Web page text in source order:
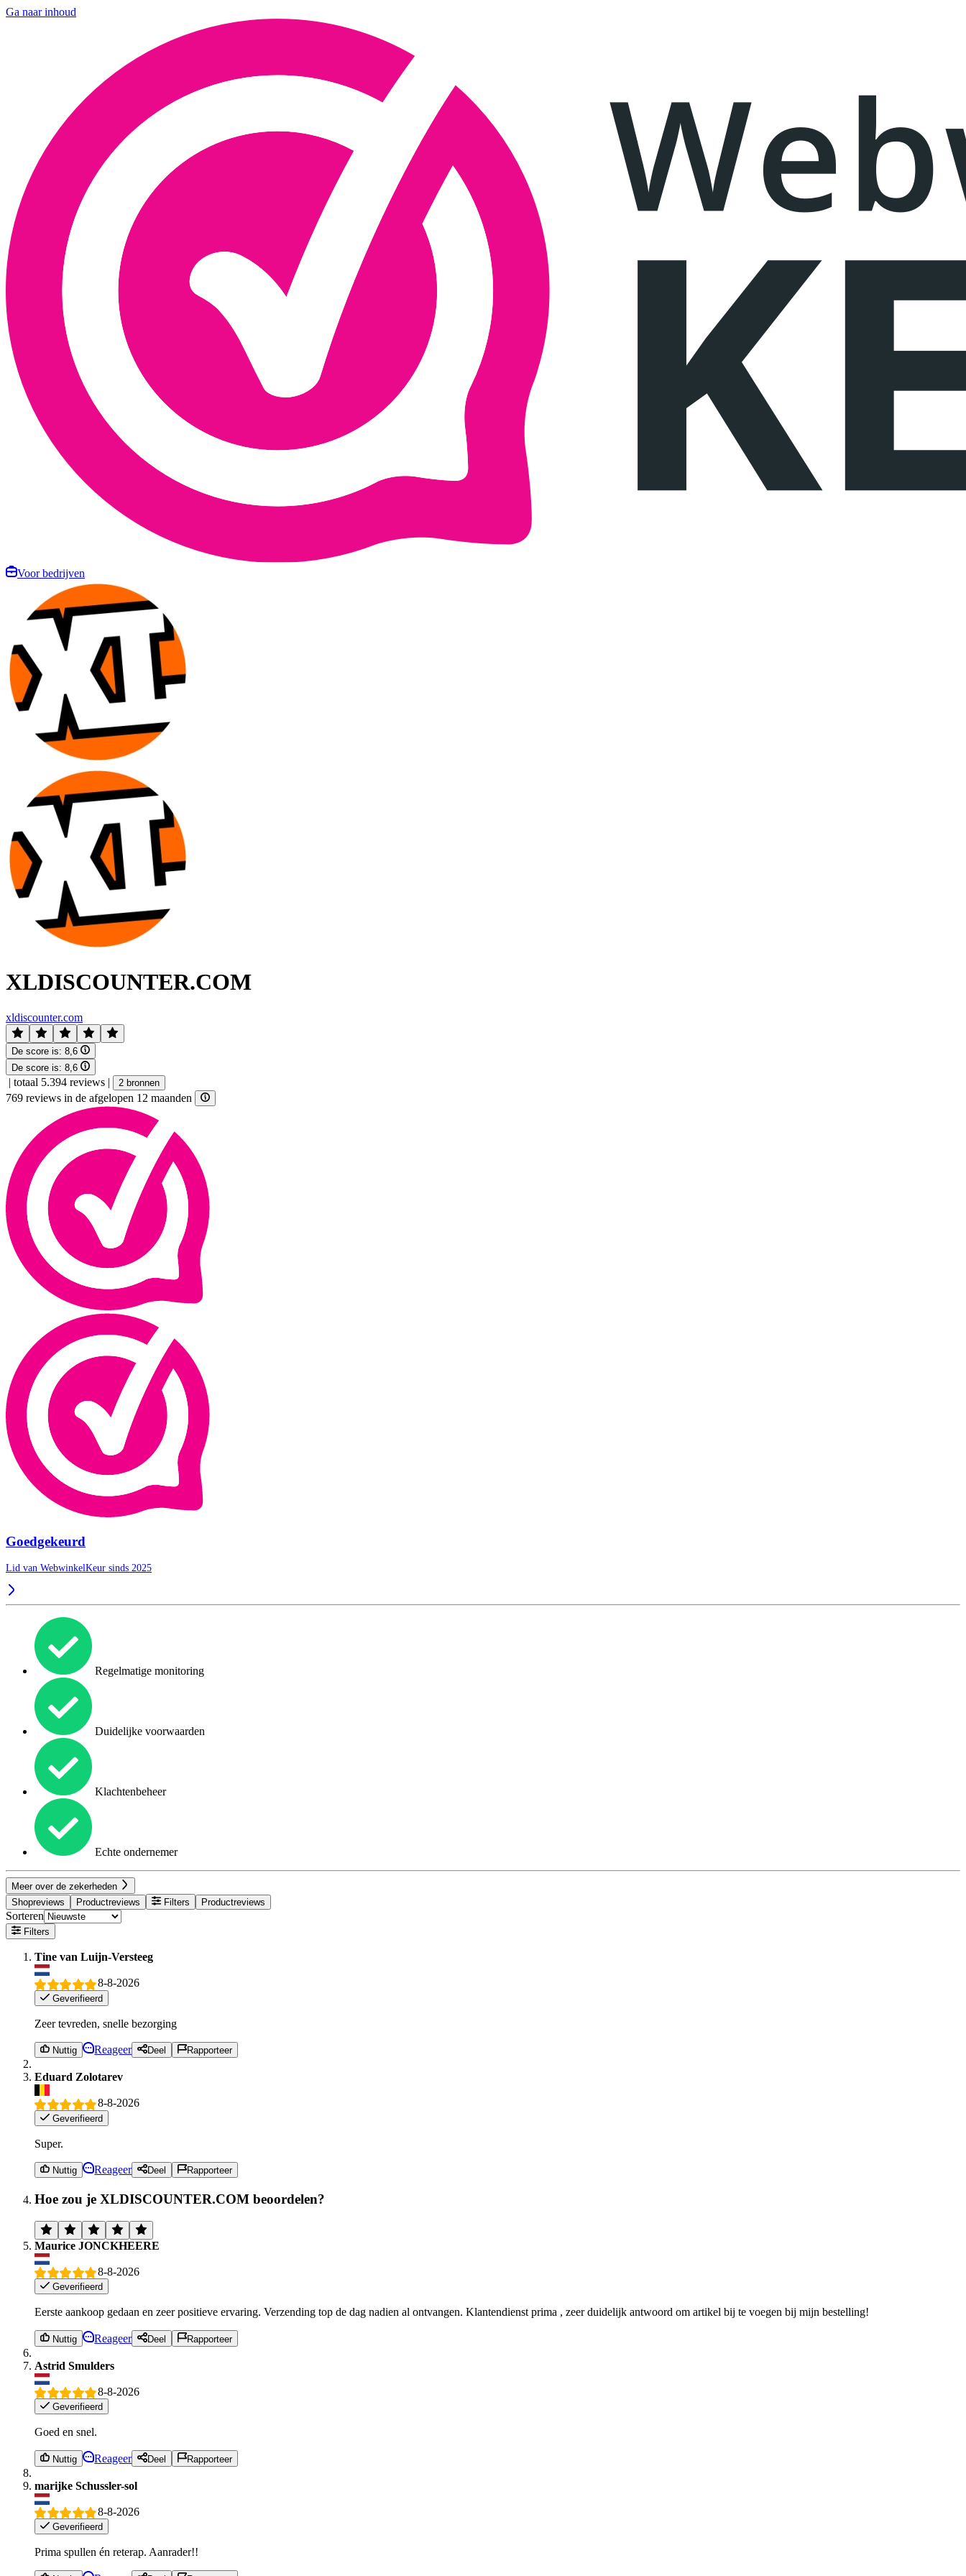
Ga naar inhoud
Voor bedrijven
XLDISCOUNTER.COM
xldiscounter.com
De score is: 8,6
De score is: 8,6
| totaal 5.394 reviews | 2 bronnen
769 reviews in de afgelopen 12 maanden
Goedgekeurd
Lid van WebwinkelKeur sinds 2025
Regelmatige monitoring
Duidelijke voorwaarden
Klachtenbeheer
Echte ondernemer
Meer over de zekerheden
Shopreviews
Productreviews Filters Productreviews
Sorteren
Filters
Tine van Luijn-Versteeg
8-8-2026
Geverifieerd
Zeer tevreden, snelle bezorging
Nuttig Reageer Deel Rapporteer
Eduard Zolotarev
8-8-2026
Geverifieerd
Super.
Nuttig Reageer Deel Rapporteer
Hoe zou je XLDISCOUNTER.COM beoordelen?
Maurice JONCKHEERE
8-8-2026
Geverifieerd
Eerste aankoop gedaan en zeer positieve ervaring. Verzending top de dag nadien al ontvangen. Klantendienst prima , zeer duidelijk antwoord om artikel bij te voegen bij mijn bestelling!
Nuttig Reageer Deel Rapporteer
Astrid Smulders
8-8-2026
Geverifieerd
Goed en snel.
Nuttig Reageer Deel Rapporteer
marijke Schussler-sol
8-8-2026
Geverifieerd
Prima spullen én reterap. Aanrader!!